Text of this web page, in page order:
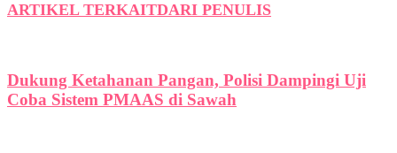
ARTIKEL TERKAITDARI PENULIS
Dukung Ketahanan Pangan, Polisi Dampingi Uji
Coba Sistem PMAAS di Sawah